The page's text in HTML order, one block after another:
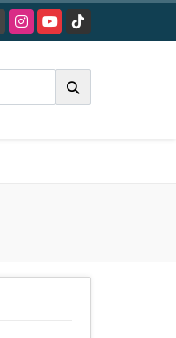
InstagramYouTubeTikTok